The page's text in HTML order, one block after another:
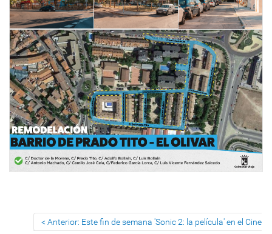
Anterior: Este fin de semana 'Sonic 2: la película' en el Cine